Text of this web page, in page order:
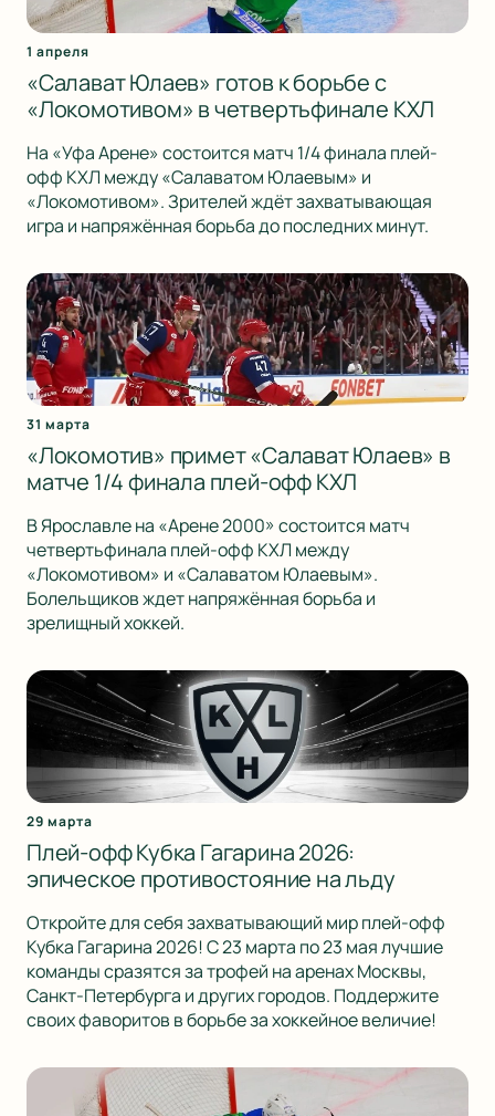
1 апреля
«Салават Юлаев» готов к борьбе с
«Локомотивом» в четвертьфинале КХЛ
На «Уфа Арене» состоится матч 1/4 финала плей-
офф КХЛ между «Салаватом Юлаевым» и
«Локомотивом». Зрителей ждёт захватывающая
игра и напряжённая борьба до последних минут.
31 марта
«Локомотив» примет «Салават Юлаев» в
матче 1/4 финала плей-офф КХЛ
В Ярославле на «Арене 2000» состоится матч
четвертьфинала плей-офф КХЛ между
«Локомотивом» и «Салаватом Юлаевым».
Болельщиков ждет напряжённая борьба и
зрелищный хоккей.
29 марта
Плей-офф Кубка Гагарина 2026:
эпическое противостояние на льду
Откройте для себя захватывающий мир плей-офф
Кубка Гагарина 2026! С 23 марта по 23 мая лучшие
команды сразятся за трофей на аренах Москвы,
Санкт-Петербурга и других городов. Поддержите
своих фаворитов в борьбе за хоккейное величие!